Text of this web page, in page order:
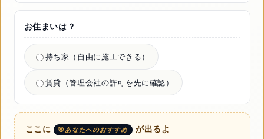
お住まいは？
持ち家（自由に施工できる）
賃貸（管理会社の許可を先に確認）
ここに あなたへのおすすめ が出るよ